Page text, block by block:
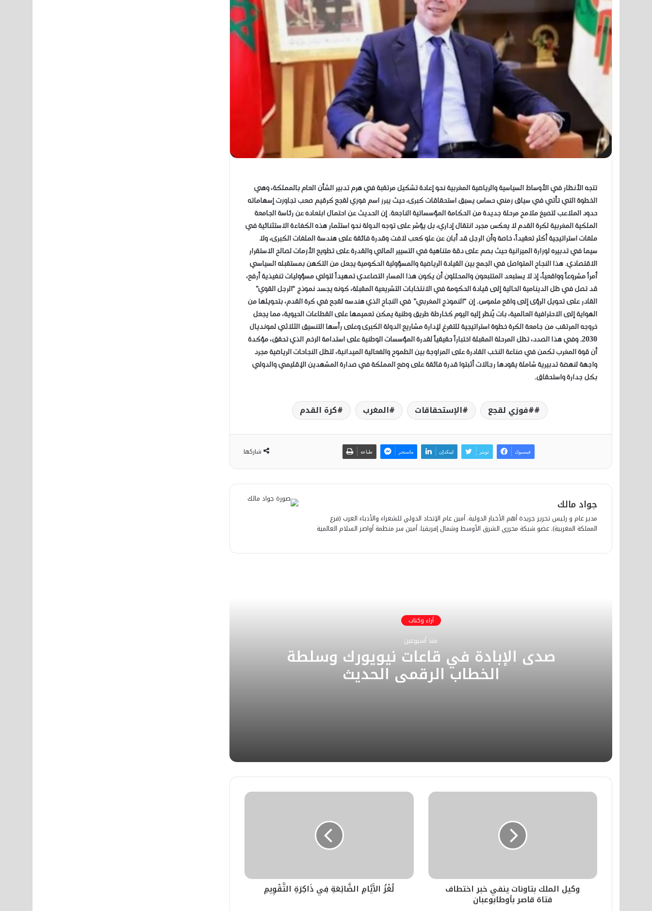
​تتجه الأنظار في الأوساط السياسية والرياضية المغربية نحو إعادة تشكيل مرتقبة في هرم تدبير الشأن العام بالمملكة، وهي
الخطوة التي تأتي في سياق زمني حساس يسبق استحقاقات كبرى، حيث يبرز اسم فوزي لقجع كرقيم صعب تجاوزت إسهاماته
حدود الملاعب لتصيغ ملامح مرحلة جديدة من الحكامة المؤسساتية الناجعة. إن الحديث عن احتمال ابتعاده عن رئاسة الجامعة
الملكية المغربية لكرة القدم لا يعكس مجرد انتقال إداري، بل يؤشر على توجه الدولة نحو استثمار هذه الكفاءة الاستثنائية في
ملفات استراتيجية أكثر تعقيداً، خاصة وأن الرجل قد أبان عن علو كعب لافت وقدرة فائقة على هندسة الملفات الكبرى، ولا
سيما في تدبيره لوزارة الميزانية حيث بصم على دقة متناهية في التسيير المالي والقدرة على تطويع الأزمات لصالح الاستقرار
الاقتصادي. هذا النجاح المتواصل في الجمع بين القيادة الرياضية والمسؤولية الحكومية يجعل من التكهن بمستقبله السياسي
أمراً مشروعاً وواقعياً، إذ لا يستبعد المتتبعون والمحللون أن يكون هذا المسار التصاعدي تمهيداً لتولي مسؤوليات تنفيذية أرفع،
قد تصل في ظل الدينامية الحالية إلى قيادة الحكومة في الانتخابات التشريعية المقبلة، كونه يجسد نموذج “الرجل القوي”
القادر على تحويل الرؤى إلى واقع ملموس. إن “النموذج المغربي” في النجاح الذي هندسه لقجع في كرة القدم، بتحويلها من
الهواية إلى الاحترافية العالمية، بات يُنظر إليه اليوم كخارطة طريق وطنية يمكن تعميمها على القطاعات الحيوية، مما يجعل
خروجه المرتقب من جامعة الكرة خطوة استراتيجية للتفرغ لإدارة مشاريع الدولة الكبرى وعلى رأسها التنسيق الثلاثي لمونديال
2030. وفي هذا الصدد، تظل المرحلة المقبلة اختباراً حقيقياً لقدرة المؤسسات الوطنية على استدامة الزخم الذي تحقق، مؤكدة
أن قوة المغرب تكمن في صناعة النخب القادرة على المزاوجة بين الطموح والفعالية الميدانية، لتظل النجاحات الرياضية مجرد
واجهة لنهضة تدبيرية شاملة يقودها رجالات أثبتوا قدرة فائقة على وضع المملكة في صدارة المشهدين الإقليمي والدولي
بكل جدارة واستحقاق.
#فوزي لقجع الإستحقاقات المغرب كرة القدم
شاركها فيسبوك تويتر لينكدإن ماسنجر طباعة
جواد مالك
مدير عام و رئيس تحرير جريدة أهم الأخبار الدولية. أمين عام الإتحاد الدولي للشعراء والأدباء العرب (فرع
المملكة المغربية). عضو شبكة محرري الشرق الأوسط وشمال إفريقيا. أمين سر منظمة أواصر السلام العالمية
أراء وكتاب
منذ أسبوعين
​صدى الإبادة في قاعات نيويورك وسلطة
الخطاب الرقمي الحديث
فلسفة التواصل الحضاري وآليات الخطاب الحواري في الفكر الإسلامي المعاصر
القوة الحامية: قراءة في مقتل مغربي بإيطاليا وصرخة المواطن خارج الحدود
منذ 3 أسابيع
اعتداء واستيلاء على شاطئ المنصورية يفسد عطلة عائلة مغربية
لُغْزُ الأَيَّامِ الضَّائِعَةِ فِي ذَاكِرَةِ التَّقْوِيمِ وكيل الملك بتاونات ينفي خبر اختطاف
فتاة قاصر بأوطابوعبان